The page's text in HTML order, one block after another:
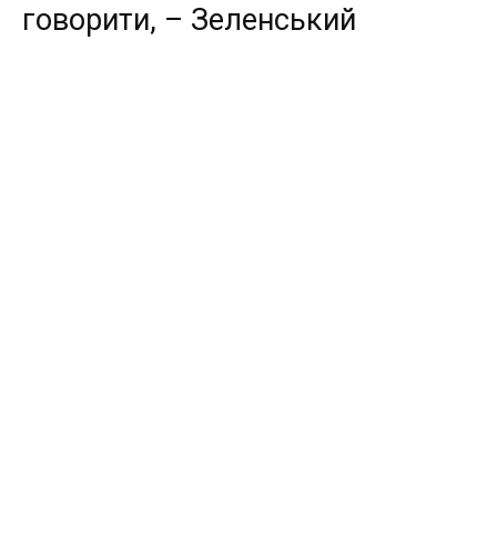
говорити, – Зеленський